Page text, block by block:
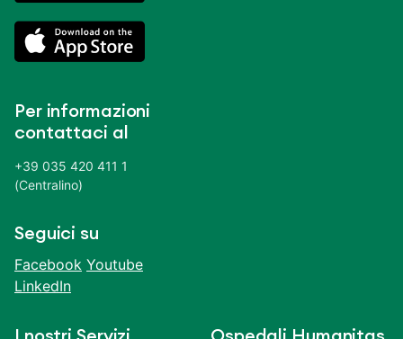
Per informazioni
contattaci al
+39 035 420 411 1
(Centralino)
Seguici su
Facebook Youtube
LinkedIn